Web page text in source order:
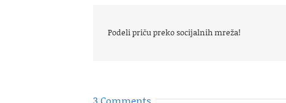
Podeli priču preko socijalnih mreža!
3 Comments